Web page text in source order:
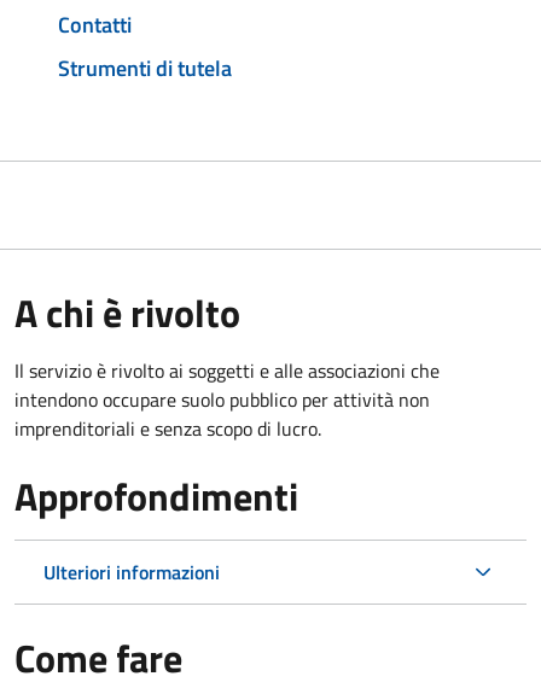
Contatti
Strumenti di tutela
A chi è rivolto
Il servizio è rivolto ai soggetti e alle associazioni che
intendono occupare suolo pubblico per attività non
imprenditoriali e senza scopo di lucro.
Approfondimenti
Ulteriori informazioni
Come fare